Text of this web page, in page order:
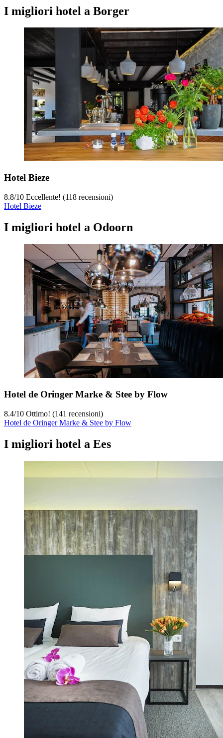
I migliori hotel a Borger
Hotel Bieze
8.8/10 Eccellente! (118 recensioni)
Hotel Bieze
I migliori hotel a Odoorn
Hotel de Oringer Marke & Stee by Flow
8.4/10 Ottimo! (141 recensioni)
Hotel de Oringer Marke & Stee by Flow
I migliori hotel a Ees